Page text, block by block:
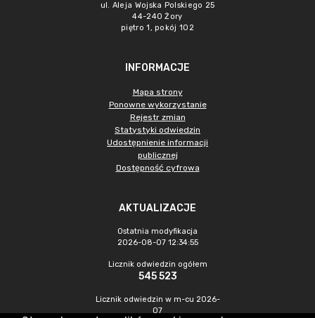
ul. Aleja Wojska Polskiego 25
44-240 Żory
piętro 1, pokój 102
INFORMACJE
Mapa strony
Ponowne wykorzystanie
Rejestr zmian
Statystyki odwiedzin
Udostępnienie informacji
publicznej
Dostępność cyfrowa
AKTUALIZACJE
Ostatnia modyfikacja
2026-08-07 12:34:55
Licznik odwiedzin ogółem
545 523
Licznik odwiedzin w m-cu 2026-
07